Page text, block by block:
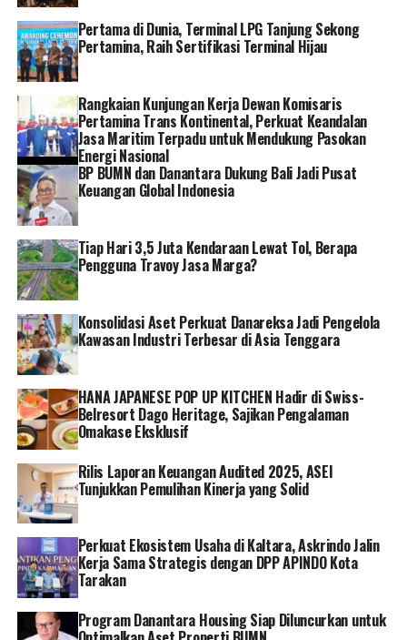
(HCT) Crude Oil Terminal Operation Center di Dumai
memiliki 4 unit shipping pump, 8 unit electric booster
pump, ruang kendali (control room) dan laboratorium
serta rumah pompa.
Sementara itu, Nicke menambahkan, Pertamina memiliki
misi untuk meningkatkan level produksi di PHR guna
mendukung pemerintah dalam mewujudkan ketahanan,
kemandirian, dan kedaulatan energi nasional.
“Dengan semangat para Perwira dan Mitra Kerja, serta
upaya masif dan agresif, kami berkomitmen untuk
meningkatkan jumlah produksi migas untuk ketahanan
energi. Ini merupakan misi kita bersama, yang tentunya
akan terwujud dengan semangat dan kerja keras kita
semua,” ungkapnya.
PHR yang di tahun 2022 berhasil melakukan pengeboran
di 413 sumur, akan ditantang untuk memenuhi target
pengeboran yang lebih masif lagi di tahun 2023 yaitu
sebanyak 600 sumur. Dalam upayanya menghasilkan
minyak untuk kebutuhan nasional, PHR mampu
meningkatkan produksi ke tingkat 160 ribu barel per
hari, sementara kalau tidak melakukan pengeboran
sumur baru, produksi bisa jatuh ke titik 105 ribu barel.
Bahkan di awal tahun ini PHR berhasil menemukan
ladang sumur minyak baru yang mampu menghasilkan
ribuan barel per harinya. Hal ini akan sangat mendukung
pencapaian yang diharapkan oleh pemerintah yaitu 1
Pertama di Dunia, Terminal LPG Tanjung Sekong
Pertamina, Raih Sertifikasi Terminal Hijau
Rangkaian Kunjungan Kerja Dewan Komisaris
Pertamina Trans Kontinental, Perkuat Keandalan
Jasa Maritim Terpadu untuk Mendukung Pasokan
Energi Nasional
BP BUMN dan Danantara Dukung Bali Jadi Pusat
Keuangan Global Indonesia
Tiap Hari 3,5 Juta Kendaraan Lewat Tol, Berapa
Pengguna Travoy Jasa Marga?
Konsolidasi Aset Perkuat Danareksa Jadi Pengelola
Kawasan Industri Terbesar di Asia Tenggara
HANA JAPANESE POP UP KITCHEN Hadir di Swiss-
Belresort Dago Heritage, Sajikan Pengalaman
Omakase Eksklusif
Rilis Laporan Keuangan Audited 2025, ASEI
Tunjukkan Pemulihan Kinerja yang Solid
Perkuat Ekosistem Usaha di Kaltara, Askrindo Jalin
Kerja Sama Strategis dengan DPP APINDO Kota
Tarakan
Program Danantara Housing Siap Diluncurkan untuk